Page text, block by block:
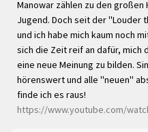
Manowar zählen zu den großen
Jugend. Doch seit der "Louder
und ich habe mich kaum noch
sich die Zeit reif an dafür, mich
eine neue Meinung zu bilden.
hörenswert und alle "neuen"
finde ich es raus!
https://www.youtube.com/